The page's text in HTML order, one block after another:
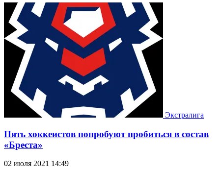
Экстралига
Пять хоккеистов попробуют пробиться в состав
«Бреста»
02 июля 2021 14:49